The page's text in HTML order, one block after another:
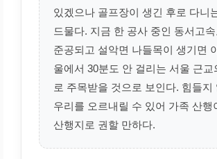
있겠으나 골프장이 생긴 후로 다니
드물다. 지금 한 공사 중인 동서고
준공되고 설악면 나들목이 생기면
울에서 30분도 안 걸리는 서울 근교
로 주목받을 것으로 보인다. 힘들지
우리를 오르내릴 수 있어 가족 산행
산행지로 권할 만하다.